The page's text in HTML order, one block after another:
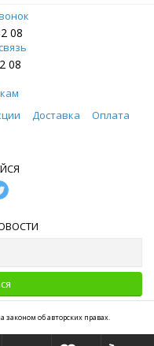
08
08
Доставка
Оплата
об авторских правах.